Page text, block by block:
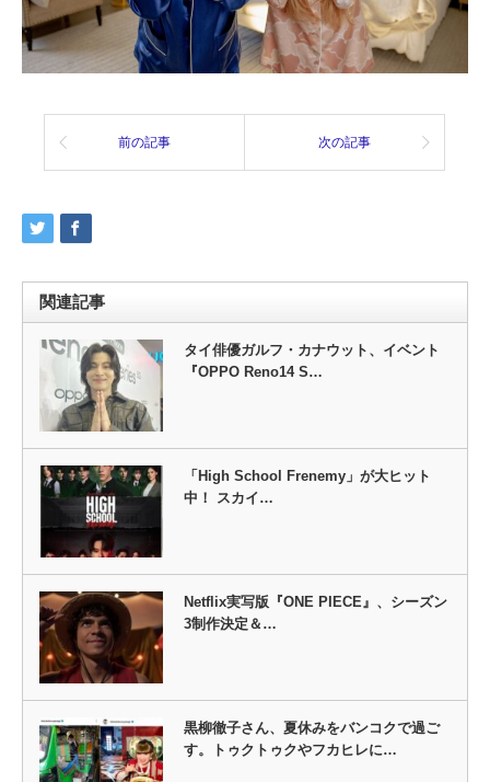
前の記事 次の記事
関連記事
タイ俳優ガルフ・カナウット、イベント
『OPPO Reno14 S…
「High School Frenemy」が大ヒット
中！ スカイ…
Netflix実写版『ONE PIECE』、シーズン
3制作決定＆…
黒柳徹子さん、夏休みをバンコクで過ご
す。トゥクトゥクやフカヒレに…